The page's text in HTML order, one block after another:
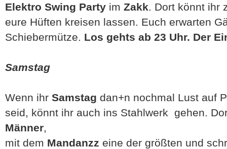
Elektro Swing Party im Zakk. Dort könnt ihr
eure Hüften kreisen lassen. Euch erwarten
Schiebermütze. Los gehts ab 23 Uhr. Der
Samstag
Wenn ihr Samstag dan+n nochmal Lust auf
seid, könnt ihr auch ins Stahlwerk gehen.
Männer,
mit dem Mandanzz eine der größten und